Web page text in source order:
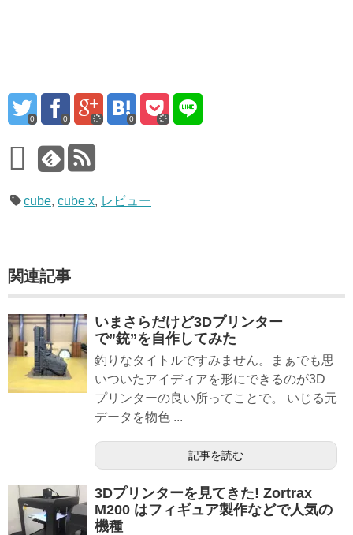
0 0 0
cube, cube x, レビュー
関連記事
いまさらだけど3Dプリンター
で”銃”を自作してみた
釣りなタイトルですみません。まぁでも思
いついたアイディアを形にできるのが3D
プリンターの良い所ってことで。 いじる元
データを物色 ...
記事を読む
3Dプリンターを見てきた! Zortrax
M200 はフィギュア製作などで人気の
機種